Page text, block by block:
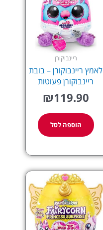
ריינבוקורן
לאמץ ריינבוקורן – בובת
ריינבוקורן פעוטות
₪119.90
הוספה לסל